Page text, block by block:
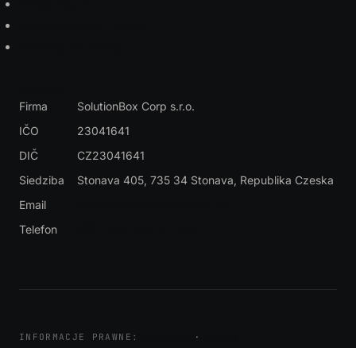
Firma
SolutionBox Corp s.r.o.
IČO
23041641
DIČ
CZ23041641
Siedziba
Stonava 405, 735 34 Stonava, Republika Czeska
Email
Telefon
INFORMACJE PRAWNE: ·